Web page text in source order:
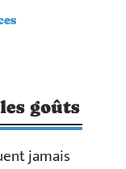
goûts
jamais